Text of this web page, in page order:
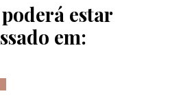
estar
em: